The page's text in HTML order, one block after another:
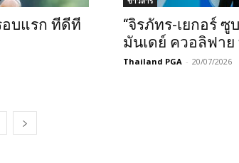
บแรก ทีดีที
“จิรภัทร-เยกอร์ ซู
มันเดย์ ควอลิฟาย
Thailand PGA - 20/07/2026